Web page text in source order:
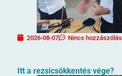
2026-08-07 Nincs hozzászólás
Itt a rezsicsökkentés vége?